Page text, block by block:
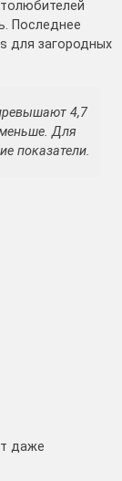
Последнее
для загородных
4,7
Для
показатели.
даже